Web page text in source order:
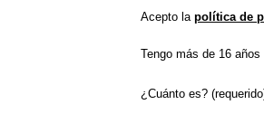
Acepto la política de
Tengo más de 16
¿Cuánto es?